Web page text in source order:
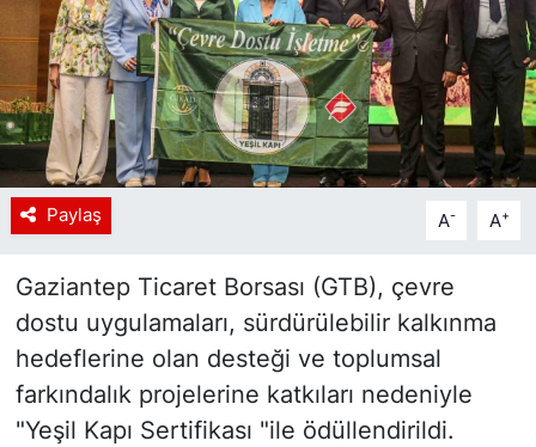
Paylaş A- A+
Gaziantep Ticaret Borsası (GTB), çevre
dostu uygulamaları, sürdürülebilir kalkınma
hedeflerine olan desteği ve toplumsal
farkındalık projelerine katkıları nedeniyle
"Yeşil Kapı Sertifikası "ile ödüllendirildi.
Haberde insan
Tanıtım